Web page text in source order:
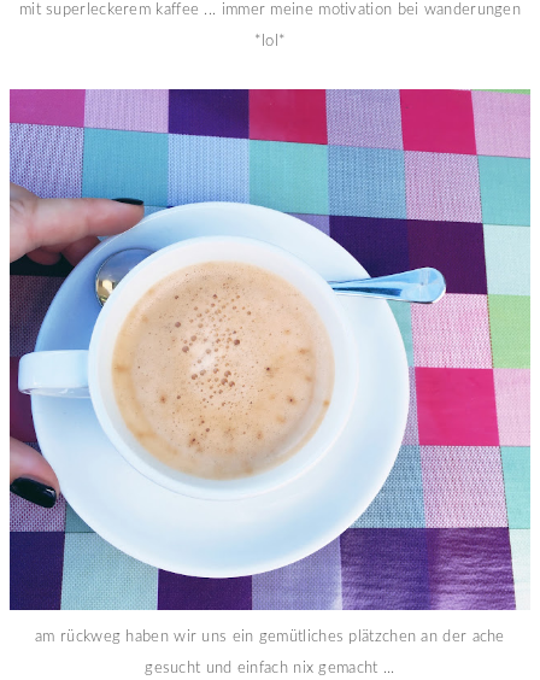
mit superleckerem kaffee ... immer meine motivation bei wanderungen
*lol*
am rückweg haben wir uns ein gemütliches plätzchen an der ache
gesucht und einfach nix gemacht ...